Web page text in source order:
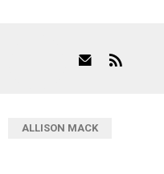
ALLISON MACK